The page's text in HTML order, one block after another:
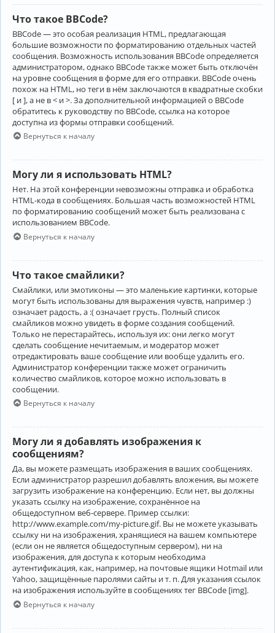
Что такое BBCode?
BBCode — это особая реализация HTML, предлагающая
большие возможности по форматированию отдельных частей
сообщения. Возможность использования BBCode определяется
администратором, однако BBCode также может быть отключён
на уровне сообщения в форме для его отправки. BBCode очень
похож на HTML, но теги в нём заключаются в квадратные скобки
[ и ], а не в < и >. За дополнительной информацией о BBCode
обратитесь к руководству по BBCode, ссылка на которое
доступна из формы отправки сообщений.
Вернуться к началу
Могу ли я использовать HTML?
Нет. На этой конференции невозможны отправка и обработка
HTML-кода в сообщениях. Большая часть возможностей HTML
по форматированию сообщений может быть реализована с
использованием BBCode.
Вернуться к началу
Что такое смайлики?
Смайлики, или эмотиконы — это маленькие картинки, которые
могут быть использованы для выражения чувств, например :)
означает радость, а :( означает грусть. Полный список
смайликов можно увидеть в форме создания сообщений.
Только не перестарайтесь, используя их: они легко могут
сделать сообщение нечитаемым, и модератор может
отредактировать ваше сообщение или вообще удалить его.
Администратор конференции также может ограничить
количество смайликов, которое можно использовать в
сообщении.
Вернуться к началу
Могу ли я добавлять изображения к
сообщениям?
Да, вы можете размещать изображения в ваших сообщениях.
Если администратор разрешил добавлять вложения, вы можете
загрузить изображение на конференцию. Если нет, вы должны
указать ссылку на изображение, сохранённое на
общедоступном веб-сервере. Пример ссылки:
http://www.example.com/my-picture.gif. Вы не можете указывать
ссылку ни на изображения, хранящиеся на вашем компьютере
(если он не является общедоступным сервером), ни на
изображения, для доступа к которым необходима
аутентификация, как, например, на почтовые ящики Hotmail или
Yahoo, защищённые паролями сайты и т. п. Для указания ссылок
на изображения используйте в сообщениях тег BBCode [img].
Вернуться к началу